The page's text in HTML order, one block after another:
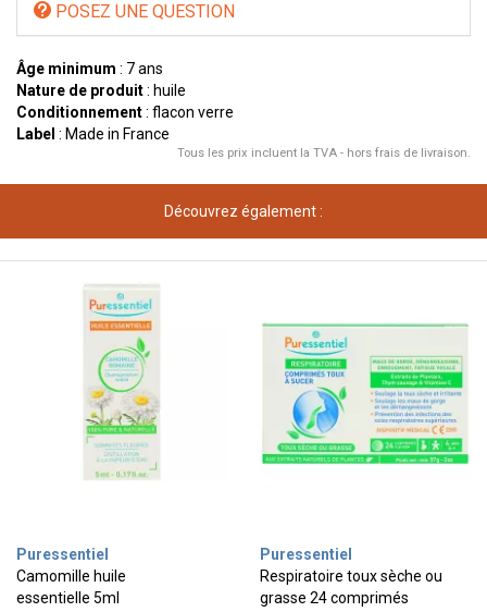
POSEZ UNE QUESTION
Âge minimum : 7 ans
Nature de produit: huile
Conditionnement: flacon verre
Label : Made in France
Tous les prix incluent la TVA - hors frais de livraison.
Découvrez également :
Puressentiel
Camomille huile
essentielle 5ml
Puressentiel
Respiratoire toux sèche ou
grasse 24 comprimés